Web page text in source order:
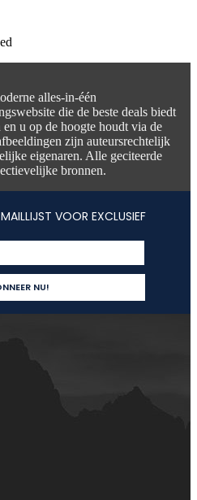
alles-in-één
die de beste deals biedt
u op de hoogte houdt via de
zijn auteursrechtelijk
eigenaren. Alle geciteerde
bronnen.
VOOR EXCLUSIEF